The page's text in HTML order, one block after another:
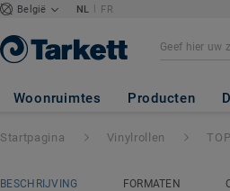
België NL | FR
Woonruimtes Producten
TOPAZ 70 - Clic
Startpagina Vinylrollen
BESCHRIJVING FORMATEN